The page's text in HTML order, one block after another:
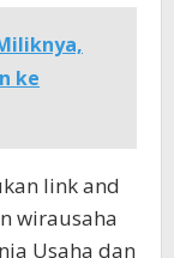
ke
link and
wirausaha
Usaha dan